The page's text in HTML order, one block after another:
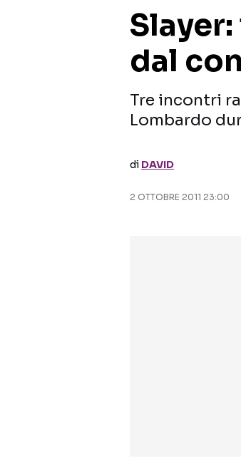
dal
Tre incontri
Lombardo
di DAVID
2 OTTOBRE 2011 23:00